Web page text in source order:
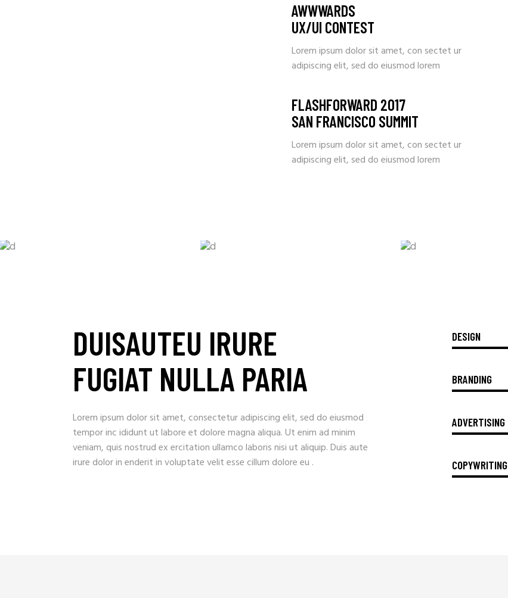
AWWWARDS
UX/UI CONTEST
Lorem ipsum dolor sit amet, con sectet ur
adipiscing elit, sed do eiusmod lorem
FLASHFORWARD 2017
SAN FRANCISCO SUMMIT
Lorem ipsum dolor sit amet, con sectet ur
adipiscing elit, sed do eiusmod lorem
DUISAUTEU IRURE
FUGIAT NULLA PARIA
Lorem ipsum dolor sit amet, consectetur adipiscing elit, sed do eiusmod
tempor inc ididunt ut labore et dolore magna aliqua. Ut enim ad minim
veniam, quis nostrud ex ercitation ullamco laboris nisi ut aliquip. Duis aute
irure dolor in enderit in voluptate velit esse cillum dolore eu .
DESIGN
BRANDING
ADVERTISING
COPYWRITING